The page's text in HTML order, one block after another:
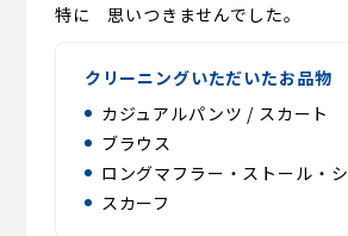
特に 思いつきませんでした。
クリーニングいただいたお品物
カジュアルパンツ / スカート
ブラウス
ロングマフラー・ストール・
スカーフ